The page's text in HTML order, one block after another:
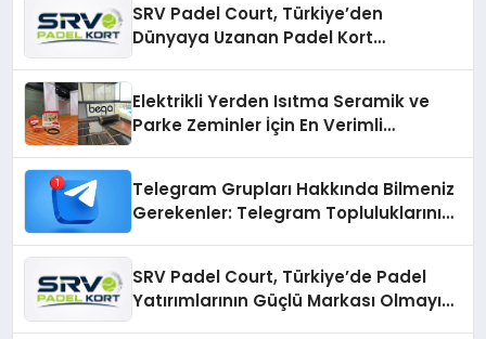
SRV Padel Court, Türkiye’den
Dünyaya Uzanan Padel Kort
Elektrikli Yerden Isıtma Seramik ve
Parke Zeminler İçin En Verimli
Telegram Grupları Hakkında Bilmeniz
Gerekenler: Telegram Topluluklarını
SRV Padel Court, Türkiye’de Padel
Yatırımlarının Güçlü Markası Olmayı